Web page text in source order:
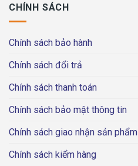
CHÍNH SÁCH
Chính sách bảo hành
Chính sách đổi trả
Chính sách thanh toán
Chính sách bảo mật thông tin
Chính sách giao nhận sản phẩm
Chính sách kiểm hàng